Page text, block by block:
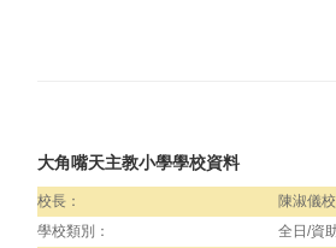
大角嘴天主教小學學校資料
校長：
陳淑儀
學校類別：
全日/資